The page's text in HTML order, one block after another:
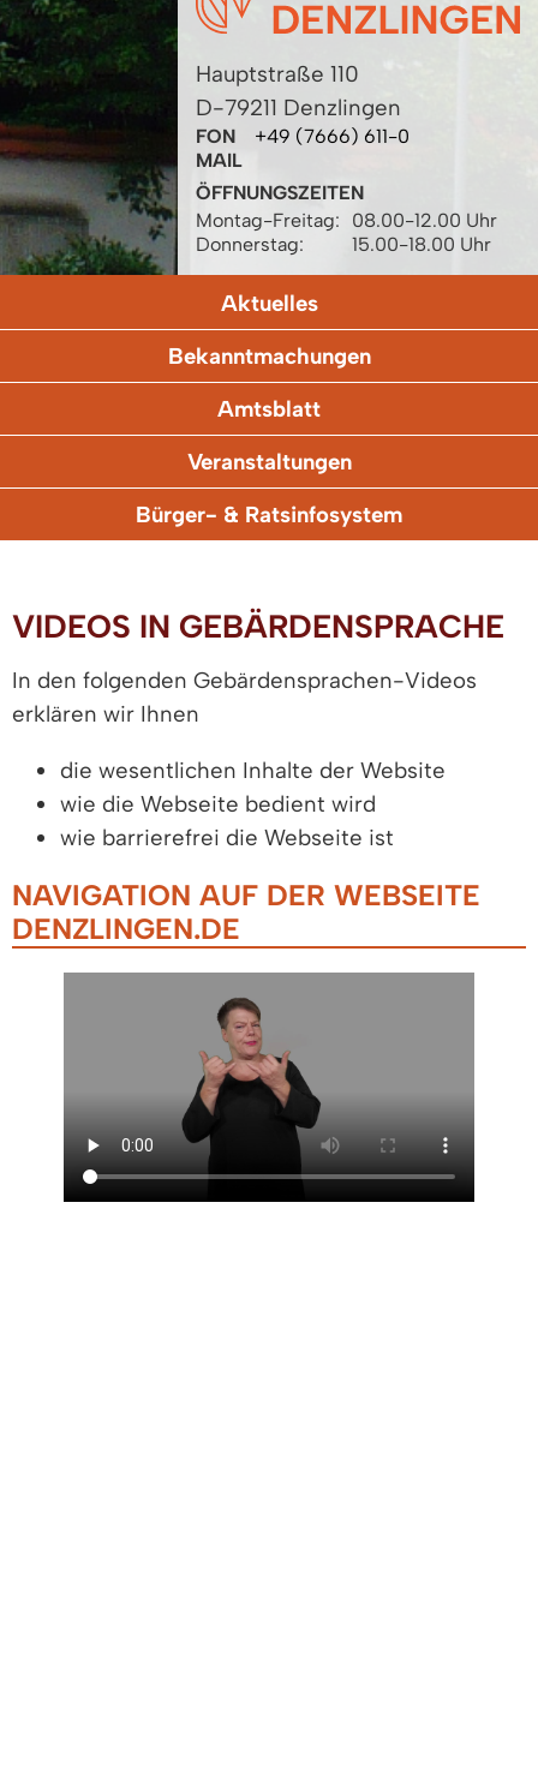
Hauptstraße 110
D-79211 Denzlingen
FON
+49 (7666) 611-0
MAIL
ÖFFNUNGSZEITEN
Montag-Freitag:
08.00-12.00 Uhr
Donnerstag:
15.00-18.00 Uhr
Aktuelles
Bekanntmachungen
Amtsblatt
Veranstaltungen
Bürger- & Ratsinfosystem
VIDEOS IN GEBÄRDENSPRACHE
In den folgenden Gebärdensprachen-Videos
erklären wir Ihnen
die wesentlichen Inhalte der Website
wie die Webseite bedient wird
wie barrierefrei die Webseite ist
NAVIGATION AUF DER WEBSEITE
DENZLINGEN.DE